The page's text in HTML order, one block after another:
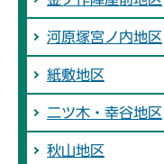
河原塚宮ノ内地区
紙敷地区
二ツ木・幸谷地区
秋山地区